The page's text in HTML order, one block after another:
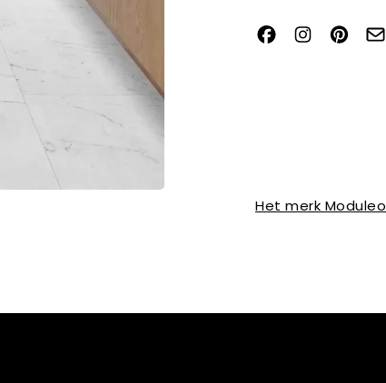
Het merk Moduleo